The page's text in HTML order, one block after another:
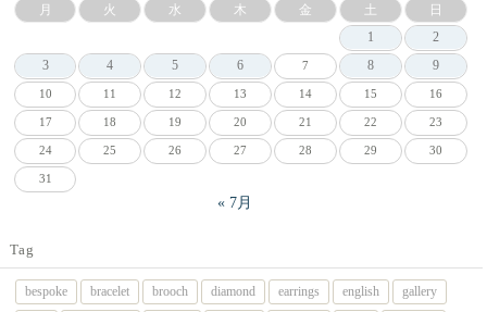
月 火 水 木 金 土
日
1
2
3
4 5 6 7 8 9
10 11 12 13 14 15 16
17 18 19 20 21 22 23
24 25 26 27 28 29 30
31
« 7月
Tag
bespoke bracelet brooch diamond earrings english
gallery